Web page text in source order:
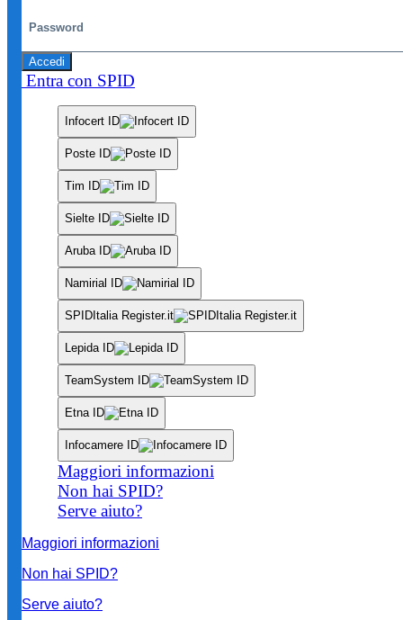
Accedi
Entra con SPID
Infocert ID
Poste ID
Tim ID
Sielte ID
Aruba ID
Namirial ID
SPIDItalia Register.it
Lepida ID
TeamSystem ID
Etna ID
Infocamere ID
Maggiori informazioni
Non hai SPID?
Serve aiuto?
Maggiori informazioni
Non hai SPID?
Serve aiuto?